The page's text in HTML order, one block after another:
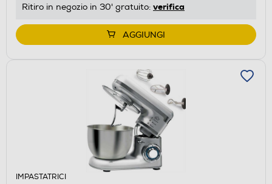
Ritiro in negozio in 30' gratuito: verifica
AGGIUNGI
IMPASTATRICI